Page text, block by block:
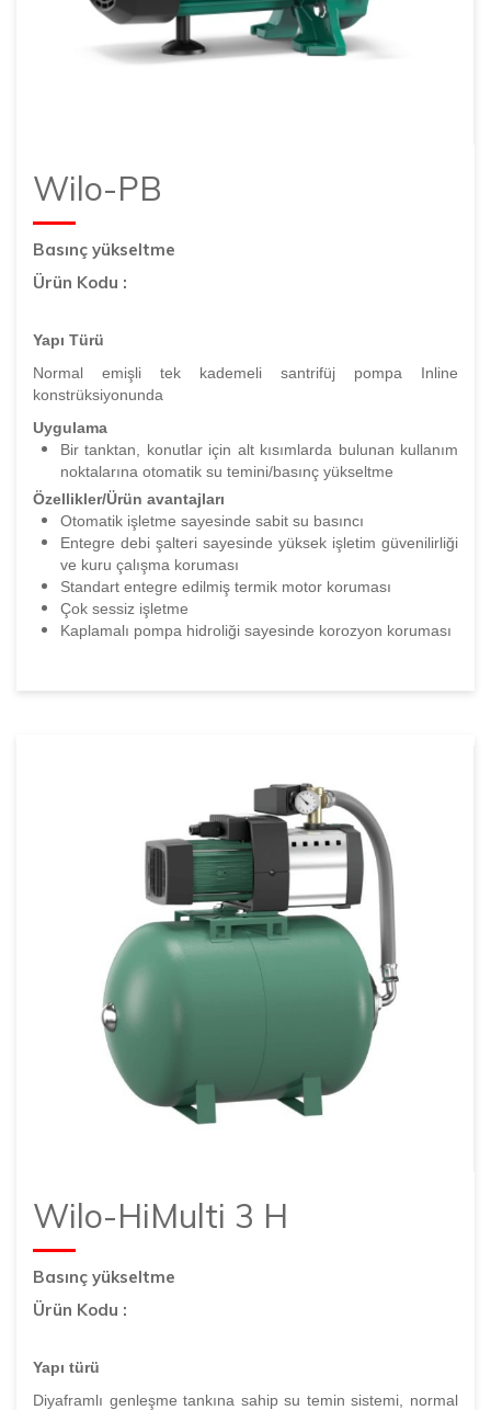
Wilo-PB
Basınç yükseltme
Ürün Kodu :
Yapı Türü
Normal emişli tek kademeli santrifüj pompa Inline
konstrüksiyonunda
Uygulama
Bir tanktan, konutlar için alt kısımlarda bulunan kullanım
noktalarına otomatik su temini/basınç yükseltme
Özellikler/Ürün avantajları
Otomatik işletme sayesinde sabit su basıncı
Entegre debi şalteri sayesinde yüksek işletim güvenilirliği
ve kuru çalışma koruması
Standart entegre edilmiş termik motor koruması
Çok sessiz işletme
Kaplamalı pompa hidroliği sayesinde korozyon koruması
Wilo-HiMulti 3 H
Basınç yükseltme
Ürün Kodu :
Yapı türü
Diyaframlı genleşme tankına sahip su temin sistemi, normal